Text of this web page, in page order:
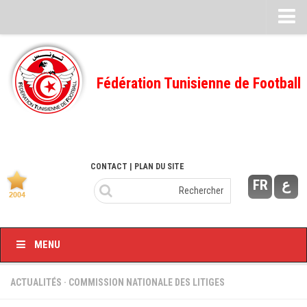
Feuille de match
FMI – 2022/2023
Ligue I – 2022/2023
Ligue I – 2020/2021
Ligue I – 2019/2020
Feuilles de match 2018/2019
Fédération Tunisienne de Football
FR ع
CONTACT | PLAN DU SITE
MENU
ACTUALITÉS · COMMISSION NATIONALE DES LITIGES